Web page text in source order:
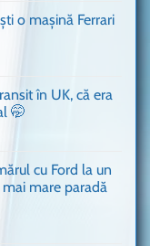
o mașină Ferrari
în UK, că era
🤭
cu Ford la un
mare paradă